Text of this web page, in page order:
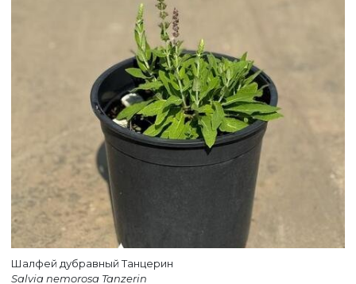
Шалфей дубравный Танцерин
Salvia nemorosa Tanzerin